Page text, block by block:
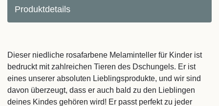
Produktdetails
Dieser niedliche rosafarbene Melaminteller für Kinder ist
bedruckt mit zahlreichen Tieren des Dschungels. Er ist
eines unserer absoluten Lieblingsprodukte, und wir sind
davon überzeugt, dass er auch bald zu den Lieblingen
deines Kindes gehören wird! Er passt perfekt zu jeder